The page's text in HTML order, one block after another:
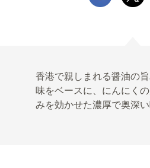
香港で親しまれる醤油の
味をベースに、にんにく
みを効かせた濃厚で奥深い